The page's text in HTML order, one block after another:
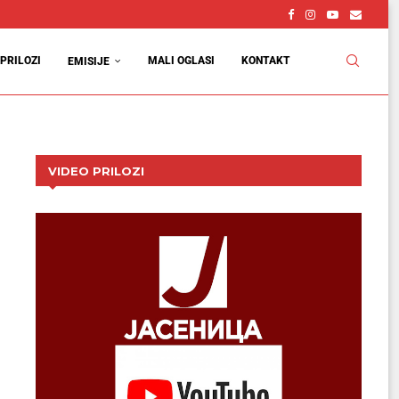
PRILOZI EMISIJE MALI OGLASI KONTAKT
VIDEO PRILOZI